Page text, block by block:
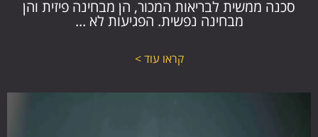
סכנה ממשית לבריאות המכור, הן מבחינה פיזית והן
מבחינה נפשית. הפגיעות לא ...
קראו עוד >